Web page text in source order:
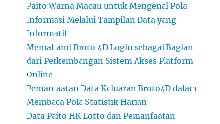
Paito Warna Macau untuk Mengenal Pola
Informasi Melalui Tampilan Data yang
Informatif
Memahami Broto 4D Login sebagai Bagian
dari Perkembangan Sistem Akses Platform
Online
Pemanfaatan Data Keluaran Broto4D dalam
Membaca Pola Statistik Harian
Data Paito HK Lotto dan Pemanfaatan